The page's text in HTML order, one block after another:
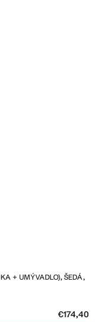
+ UMÝVADLO), ŠEDÁ,
€174,40